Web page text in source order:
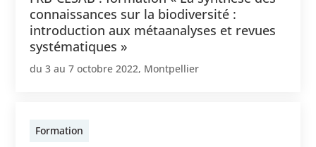
connaissances sur la biodiversité :
introduction aux métaanalyses et revues
systématiques »
du 3 au 7 octobre 2022, Montpellier
Formation